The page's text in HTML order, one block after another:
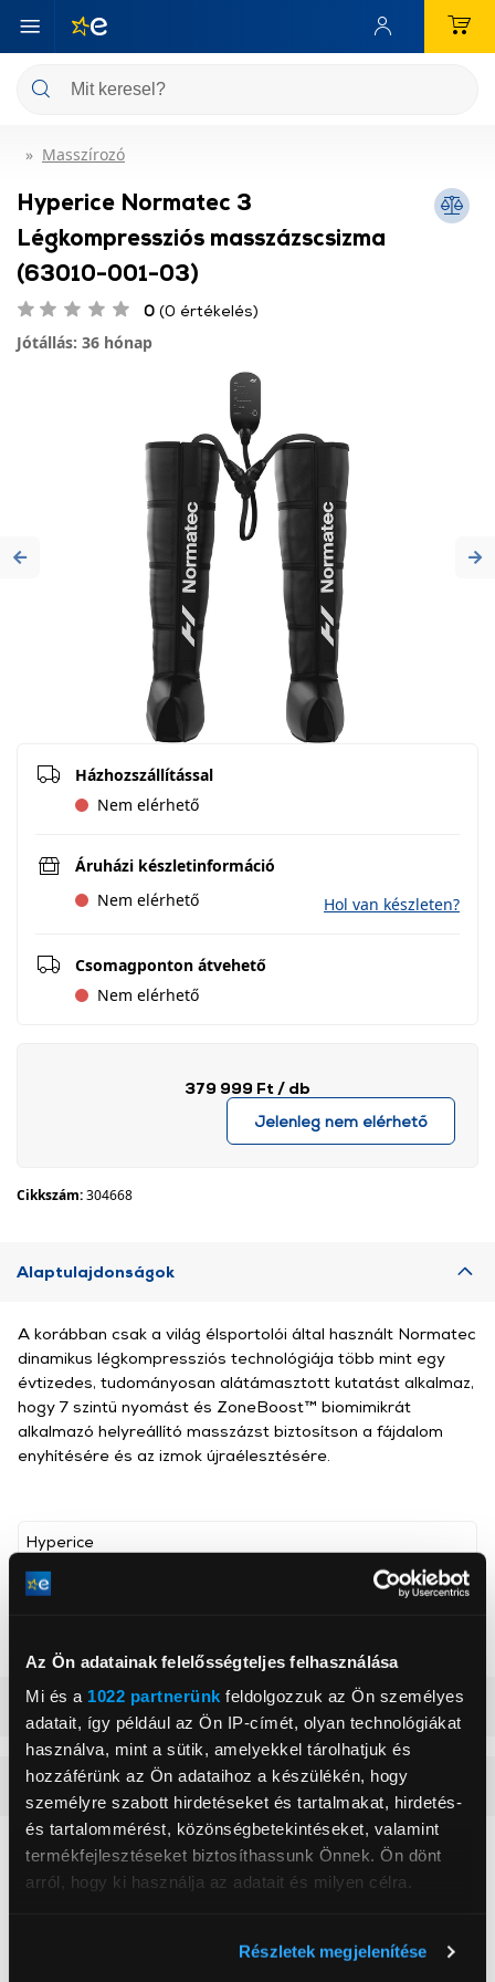
Az Ön adatainak felelősségteljes felhasználása
Mi és a 1022 partnerünk feldolgozzuk az Ön személyes
adatait, így például az Ön IP-címét, olyan technológiákat
használva, mint a sütik, amelyekkel tárolhatjuk és
hozzáférünk az Ön adataihoz a készülékén, hogy
személyre szabott hirdetéseket és tartalmakat, hirdetés-
és tartalommérést, közönségbetekintéseket, valamint
termékfejlesztéseket biztosíthassunk Önnek. Ön dönt
arról, hogy ki használja az adatait és milyen célra.
Részletek megjelenítése
Masszírozó
Hyperice Normatec 3
Légkompressziós masszázscsizma
(63010-001-03)
0 (0 értékelés)
Jótállás: 36 hónap
Previous
Házhozszállítással
Nem elérhető
Áruházi készletinformáció
Nem elérhető
Hol van készleten?
Csomagponton átvehető
Nem elérhető
379 999 Ft / db
Jelenleg nem elérhető
Cikkszám:304668
Alaptulajdonságok
Hyperice
Comtrade Distribution Korlátolt Felelősségű Társaság
www.comtrade.com
A korábban csak a világ élsportolói által használt Normatec
dinamikus légkompressziós technológiája több mint egy
évtizedes, tudományosan alátámasztott kutatást alkalmaz,
hogy 7 szintű nyomást és ZoneBoost™ biomimikrát
alkalmazó helyreállító masszázst biztosítson a fájdalom
enyhítésére és az izmok újraélesztésére.
Részletes ismertető
Vásárlói vélemények(0)
0